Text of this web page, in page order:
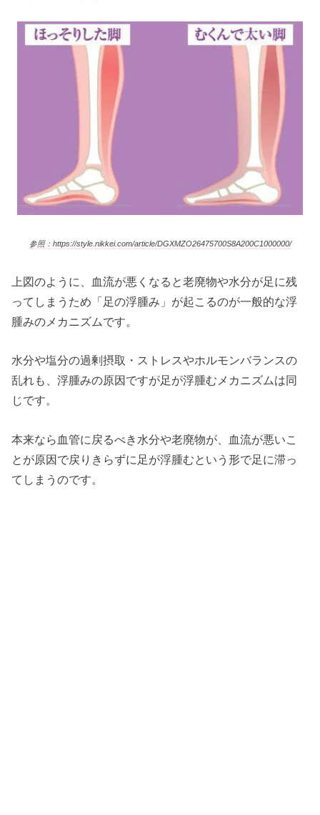
参照：https://style.nikkei.com/article/DGXMZO26475700S8A200C1000000/
上図のように、血流が悪くなると老廃物や水分が足に残
ってしまうため「足の浮腫み」が起こるのが一般的な浮
腫みのメカニズムです。
水分や塩分の過剰摂取・ストレスやホルモンバランスの
乱れも、浮腫みの原因ですが足が浮腫むメカニズムは同
じです。
本来なら血管に戻るべき水分や老廃物が、血流が悪いこ
とが原因で戻りきらずに足が浮腫むという形で足に滞っ
てしまうのです。